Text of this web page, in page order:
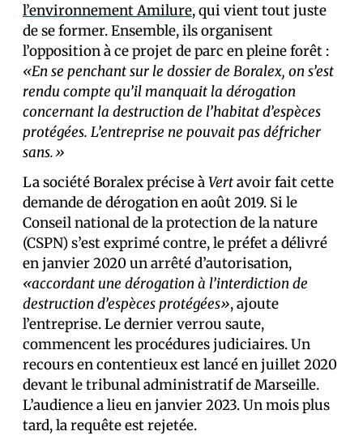
l’environnement Amilure, qui vient tout juste
de se former. Ensemble, ils organisent
l’opposition à ce projet de parc en pleine forêt :
«En se penchant sur le dossier de Boralex, on s’est
rendu compte qu’il manquait la dérogation
concernant la destruction de l’habitat d’espèces
protégées. L’entreprise ne pouvait pas défricher
sans.»
La société Boralex précise àVertavoir fait cette
demande de dérogation en août 2019. Si le
Conseil national de la protection de la nature
(CSPN) s’est exprimé contre, le préfet a délivré
en janvier 2020 un arrêté d’autorisation,
«accordant une dérogation à l’interdiction de
destruction d’espèces protégées», ajoute
l’entreprise. Le dernier verrou saute,
commencent les procédures judiciaires. Un
recours en contentieux est lancé en juillet 2020
devant le tribunal administratif de Marseille.
L’audience a lieu en janvier 2023. Un mois plus
tard, la requête est rejetée.